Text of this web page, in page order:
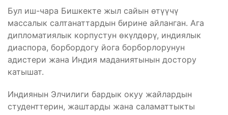
Бул иш-чара Бишкекте жыл сайын өтүүчү
массалык салтанаттардын бирине айланган. Ага
дипломатиялык корпустун өкүлдөрү, индиялык
диаспора, борбордогу йога борборлорунун
адистери жана Индия маданиятынын достору
катышат.
Индиянын Элчилиги бардык окуу жайлардын
студенттерин, жаштарды жана саламаттыкты